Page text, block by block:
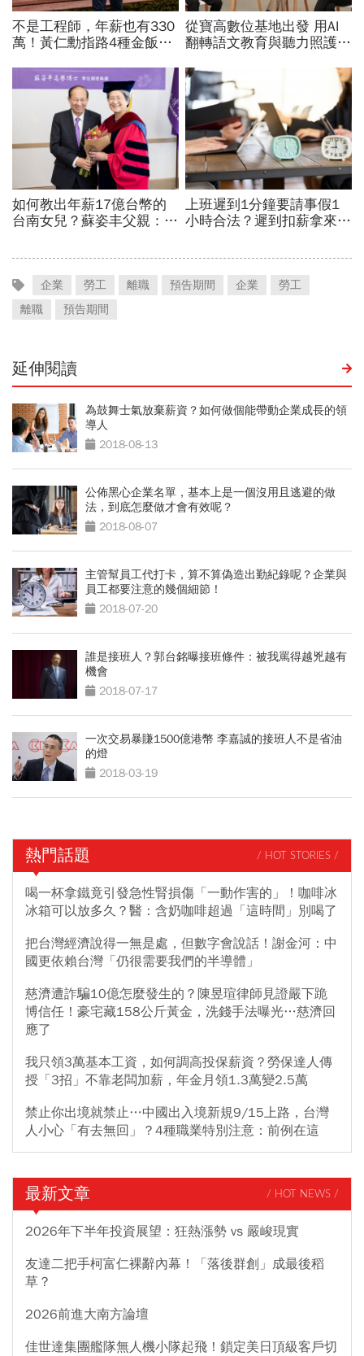
企業 勞工 離職 預告期間 企業
勞工
離職
預告期間
延伸閱讀
為鼓舞士氣放棄薪資？如何做個能帶動企業成長的領
導人
2018-08-13
公佈黑心企業名單，基本上是一個沒用且逃避的做
法，到底怎麼做才會有效呢？
2018-08-07
主管幫員工代打卡，算不算偽造出勤紀錄呢？企業與
員工都要注意的幾個細節！
2018-07-20
誰是接班人？郭台銘曝接班條件：被我罵得越兇越有
機會
2018-07-17
一次交易暴賺1500億港幣 李嘉誠的接班人不是省油
的燈
2018-03-19
熱門話題 / HOT STORIES /
喝一杯拿鐵竟引發急性腎損傷「一動作害的」！咖啡冰
冰箱可以放多久？醫：含奶咖啡超過「這時間」別喝了
把台灣經濟說得一無是處，但數字會說話！謝金河：中
國更依賴台灣「仍很需要我們的半導體」
慈濟遭詐騙10億怎麼發生的？陳昱瑄律師見證嚴下跪
博信任！豪宅藏158公斤黃金，洗錢手法曝光…慈濟回
應了
我只領3萬基本工資，如何調高投保薪資？勞保達人傳
授「3招」不靠老闆加薪，年金月領1.3萬變2.5萬
禁止你出境就禁止…中國出入境新規9/15上路，台灣
人小心「有去無回」？4種職業特別注意：前例在這
最新文章 / HOT NEWS /
2026年下半年投資展望：狂熱漲勢 vs 嚴峻現實
友達二把手柯富仁裸辭內幕！「落後群創」成最後稻
草？
2026前進大南方論壇
佳世達集團艦隊無人機小隊起飛！鎖定美日頂級客戶切